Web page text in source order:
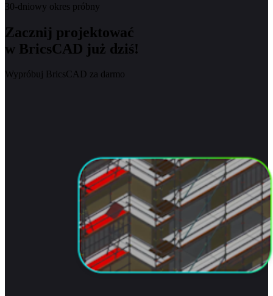
30-dniowy okres próbny
Zacznij projektować
w BricsCAD już dziś!
Wypróbuj BricsCAD za darmo